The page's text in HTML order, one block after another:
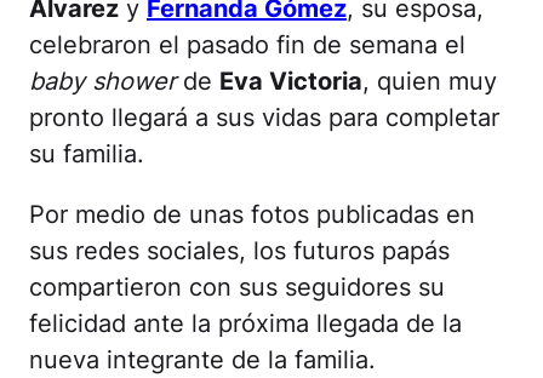
Álvarez y Fernanda Gómez, su esposa,
celebraron el pasado fin de semana el
baby showerde Eva Victoria, quien muy
pronto llegará a sus vidas para completar
su familia.
Por medio de unas fotos publicadas en
sus redes sociales, los futuros papás
compartieron con sus seguidores su
felicidad ante la próxima llegada de la
nueva integrante de la familia.